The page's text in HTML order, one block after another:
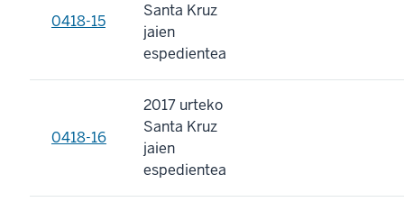
0418-15
Santa Kruz
jaien
espedientea
0418-16
2017 urteko
Santa Kruz
jaien
espedientea